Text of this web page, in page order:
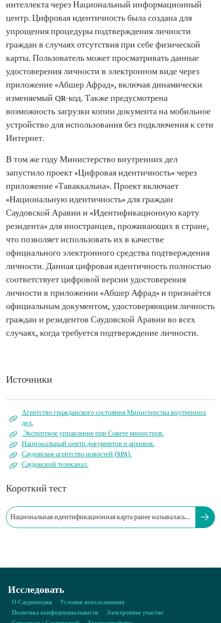
интеллекта через Национальный информационный
центр. Цифровая идентичность была создана для
упрощения процедуры подтверждения личности
граждан в случаях отсутствия при себе физической
карты. Пользователь может просматривать данные
удостоверения личности в электронном виде через
приложение «Абшер Афрад», включая динамически
изменяемый QR-код. Также предусмотрена
возможность загрузки копии документа на мобильное
устройство для использования без подключения к сети
Интернет.
В том же году Министерство внутренних дел
запустило проект «Цифровая идентичность» через
приложение «Таваккальна». Проект включает
«Национальную идентичность» для граждан
Саудовской Аравии и «Идентификационную карту
резидента» для иностранцев, проживающих в стране,
что позволяет использовать их в качестве
официального электронного средства подтверждения
личности. Данная цифровая идентичность полностью
соответствует цифровой версии удостоверения
личности в приложении «Абшер Афрад» и признаётся
официальным документом, удостоверяющим личность
граждан и резидентов Саудовской Аравии во всех
случаях, когда требуется подтверждение личности.
Источники
Агентство гражданского состояния Министерства внутренних
дел.
Экспертное управление при Совете министров.
Национальный центр документов и архивов.
Саудовское агентство новостей (SPA).
Саудовский телеканал.
Короткий тест
Национальная идентификационная карта ранее называлась
Исследовать
О Саудиопедии
Условия использования
Политика конфиденциальности
Электронное участие